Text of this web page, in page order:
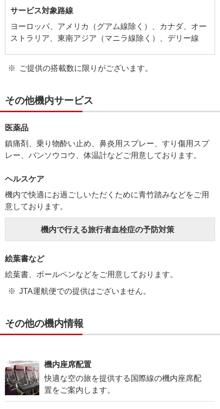
サービス対象路線
ヨーロッパ、アメリカ（グアム線除く）、カナダ、オー
ストラリア、東南アジア（マニラ線除く）、デリー線
ご提供の搭載数に限りがございます。
その他機内サービス
医薬品
鎮痛剤、乗り物酔い止め、鼻炎用スプレー、すり傷用スプ
レー、バンソウコウ、体温計などご用意しております。
ヘルスケア
機内で快適にお過ごしいただくために青竹踏みなどをご用
意しております。
機内で行える旅行者血栓症の予防対策
絵葉書など
絵葉書、ボールペンなどをご用意しております。
JTA運航便での提供はございません。
その他の機内情報
機内座席配置
快適な空の旅を提供する国際線の機内座席配
置をご案内します。